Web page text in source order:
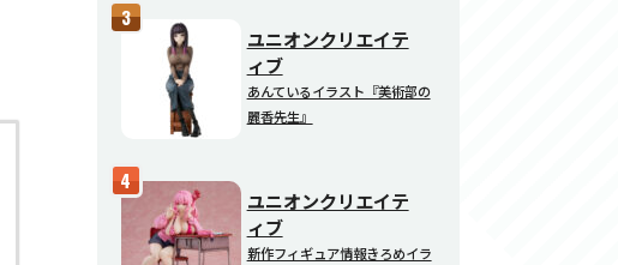
ユニオンクリエイテ
ィブ
あんているイラスト『美術部の
麗香先生』
ユニオンクリエイテ
ィブ
新作フィギュア情報きろめイラ